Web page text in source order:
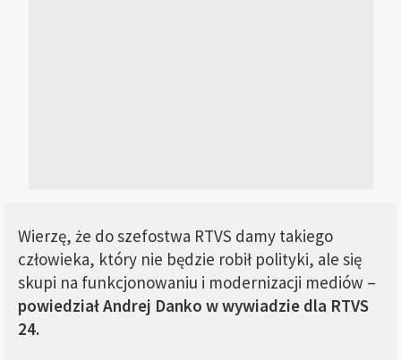
Wierzę, że do szefostwa RTVS damy takiego
człowieka, który nie będzie robił polityki, ale się
skupi na funkcjonowaniu i modernizacji mediów –
powiedział Andrej Danko w wywiadzie dla RTVS
24.